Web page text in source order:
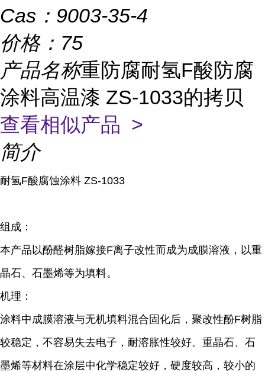
Cas： 9003-35-4
价格： 75
产品名称重防腐耐氢F酸防腐
涂料高温漆 ZS-1033的拷贝
查看相似产品 >
简介
耐氢F酸腐蚀涂料 ZS-1033
组成：
本产品以酚醛树脂嫁接F离子改性而成为成膜溶液，以重
晶石、石墨烯等为填料。
机理：
涂料中成膜溶液与无机填料混合固化后，聚改性酚F树脂
较稳定，不容易失去电子，耐溶胀性较好。重晶石、石
墨烯等材料在涂层中化学稳定较好，硬度较高，较小的